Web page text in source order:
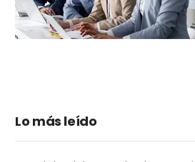
Lo más leído